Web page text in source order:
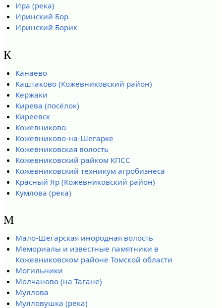
Ира (река)
Иринский Бор
Иринский Борик
К
Канаево
Каштаково (Кожевниковский район)
Кержаки
Кирева (посёлок)
Киреевск
Кожевниково
Кожевниково-на-Шегарке
Кожевниковская волость
Кожевниковский райком КПСС
Кожевниковский техникум агробизнеса
Красный Яр (Кожевниковский район)
Кумлова (река)
М
Мало-Шегарская инородная волость
Мемориалы и известные памятники в
Кожевниковском районе Томской области
Могильники
Молчаново (на Тагане)
Муллова
Мулловушка (река)